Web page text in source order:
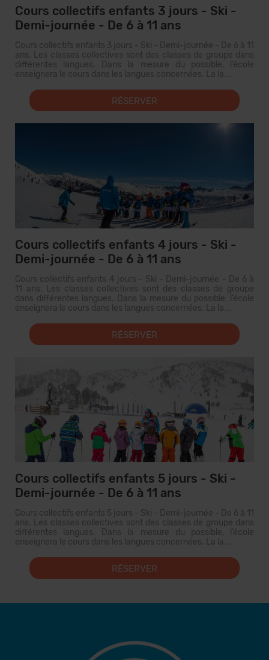
Cours collectifs enfants 3 jours - Ski -
Demi-journée - De 6 à 11 ans
Cours collectifs enfants 3 jours - Ski - Demi-journée - De 6 à 11
ans. Les classes collectives sont des classes de groupe dans
différentes langues. Dans la mesure du possible, l’école
enseignera le cours dans les langues concernées. La la...
RÉSERVER
Cours collectifs enfants 4 jours - Ski -
Demi-journée - De 6 à 11 ans
Cours collectifs enfants 4 jours - Ski - Demi-journée - De 6 à
11 ans. Les classes collectives sont des classes de groupe
dans différentes langues. Dans la mesure du possible, l’école
enseignera le cours dans les langues concernées. La la...
RÉSERVER
Cours collectifs enfants 5 jours - Ski -
Demi-journée - De 6 à 11 ans
Cours collectifs enfants 5 jours - Ski - Demi-journée - De 6 à 11
ans. Les classes collectives sont des classes de groupe dans
différentes langues. Dans la mesure du possible, l’école
enseignera le cours dans les langues concernées. La la...
RÉSERVER